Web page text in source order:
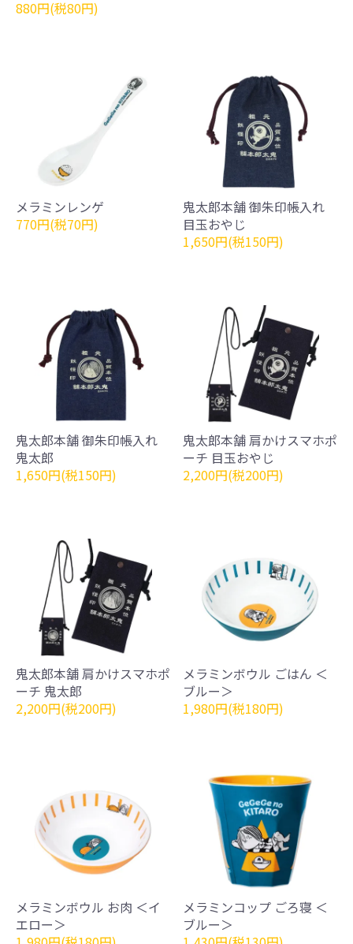
880円(税80円)
メラミンレンゲ
770円(税70円)
鬼太郎本舗 御朱印帳入れ
目玉おやじ
1,650円(税150円)
鬼太郎本舗 御朱印帳入れ
鬼太郎
1,650円(税150円)
鬼太郎本舗 肩かけスマホポ
ーチ 目玉おやじ
2,200円(税200円)
鬼太郎本舗 肩かけスマホポ
ーチ 鬼太郎
2,200円(税200円)
メラミンボウル ごはん ＜
ブルー＞
1,980円(税180円)
メラミンボウル お肉 ＜イ
エロー＞
メラミンコップ ごろ寝 ＜
ブルー＞